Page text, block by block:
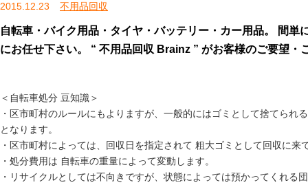
2015.12.23 不用品回収
自転車・バイク用品・タイヤ・バッテリー・カー用品。 間単
にお任せ下さい。 “ 不用品回収 Brainz ” がお客様のご要望・
＜自転車処分 豆知識＞
・区市町村のルールにもよりますが、一般的にはゴミとして捨てられ
となります。
・区市町村によっては、回収日を指定されて 粗大ゴミとして回収に来
・処分費用は 自転車の重量によって変動します。
・リサイクルとしては不向きですが、状態によっては預かってくれる